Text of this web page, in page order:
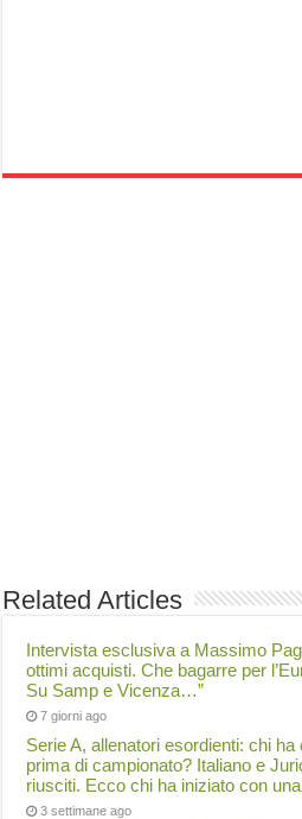
Related Articles
Intervista esclusiva a Massimo
ottimi acquisti. Che bagarre per
Su Samp e Vicenza…”
7 giorni ago
Serie A, allenatori esordienti: chi ha
prima di campionato? Italiano e
riusciti. Ecco chi ha iniziato con
3 settimane ago